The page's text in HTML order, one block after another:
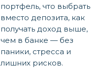
портфель, что выбрать
вместо депозита, как
получать доход выше,
чем в банке — без
паники, стресса и
лишних рисков.